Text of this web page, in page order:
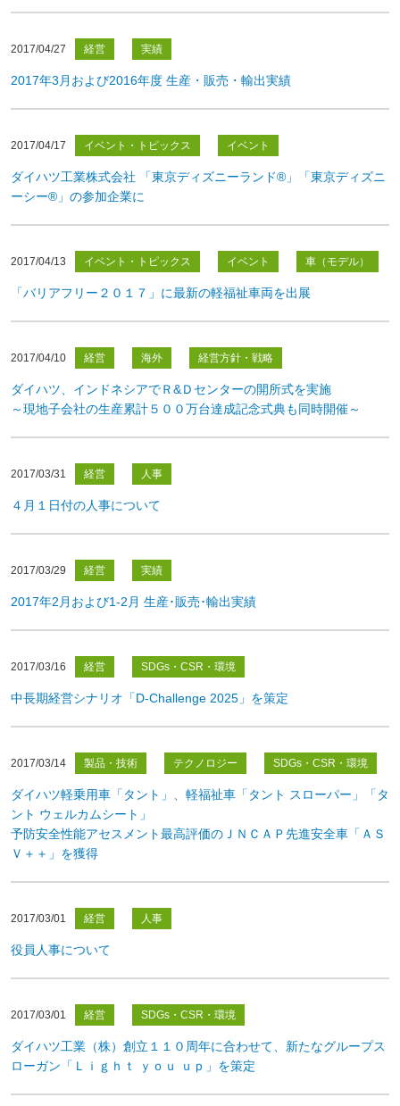
2017/04/27 経営 実績
2017年3月および2016年度 生産・販売・輸出実績
2017/04/17 イベント・トピックス イベント
ダイハツ工業株式会社 「東京ディズニーランド®」「東京ディズニ
ーシー®」の参加企業に
2017/04/13 イベント・トピックス イベント 車（モデル）
「バリアフリー２０１７」に最新の軽福祉車両を出展
2017/04/10 経営 海外 経営方針・戦略
ダイハツ、インドネシアでＲ&Ｄセンターの開所式を実施
～現地子会社の生産累計５００万台達成記念式典も同時開催～
2017/03/31 経営 人事
４月１日付の人事について
2017/03/29 経営 実績
2017年2月および1-2月 生産･販売･輸出実績
2017/03/16 経営 SDGs・CSR・環境
中長期経営シナリオ「D-Challenge 2025」を策定
2017/03/14 製品・技術 テクノロジー SDGs・CSR・環境
ダイハツ軽乗用車「タント」、軽福祉車「タント スローパー」「タ
ント ウェルカムシート」
予防安全性能アセスメント最高評価のＪＮＣＡＰ先進安全車「ＡＳ
Ｖ＋＋」を獲得
2017/03/01 経営 人事
役員人事について
2017/03/01 経営 SDGs・CSR・環境
ダイハツ工業（株）創立１１０周年に合わせて、新たなグループス
ローガン「Ｌｉｇｈｔ ｙｏｕ ｕｐ」を策定